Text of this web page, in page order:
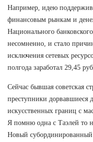
Например, идею
финансовым рынкам и
Национального
несомненно, и стало
исключения сетевых
полгода заработал 29,45
Сейчас бывшая советская
преступники дорвавшиеся
искусственных границ с
Я помню одна с Таэлей то
Новый субординированный